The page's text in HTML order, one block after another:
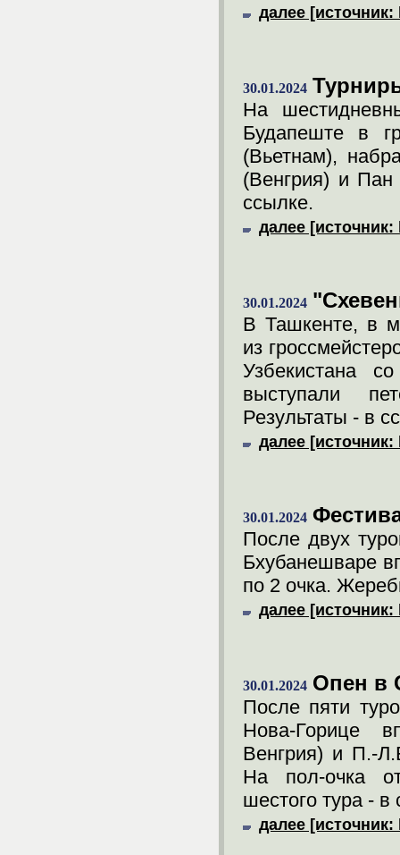
далее
30.01.2024
На
Будапеште в
(Вьетнам),
(Венгрия) и
ссылке.
далее
30.01.2024
В Ташкенте, в
из
Узбекистана
выступали
Результаты - в
далее
30.01.2024
После двух
Бхубанешваре
по 2 очка.
далее
30.01.2024 Опен в
После пяти
Нова-Горице
Венгрия) и П.-
На пол-очка
шестого тура - в
далее